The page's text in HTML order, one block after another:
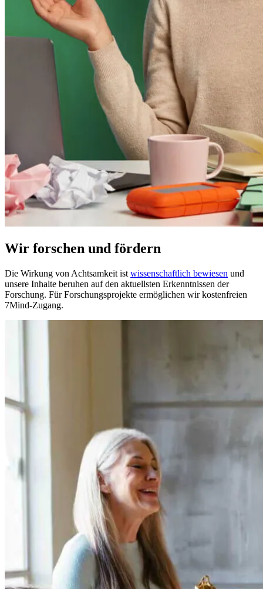
Wir forschen und fördern
Die Wirkung von Achtsamkeit ist wissenschaftlich bewiesen und
unsere Inhalte beruhen auf den aktuellsten Erkenntnissen der
Forschung. Für Forschungsprojekte ermöglichen wir kostenfreien
7Mind-Zugang.